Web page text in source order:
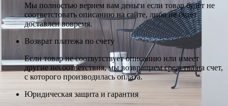
Мы полностью вернем вам деньги если товар будет не
соответстовать описанию на сайте, либо не будет
доставлен вовремя.
Возврат платежа по счету
Если товар не соотвутствует описанию или имеет
другие несоответствия, мы возвращаем средства на счет,
с которого производилась оплата.
Юридическая защита и гарантия